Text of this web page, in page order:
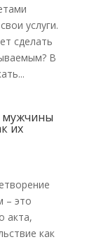
услуги.
сделать
В
их
– это
акта,
как